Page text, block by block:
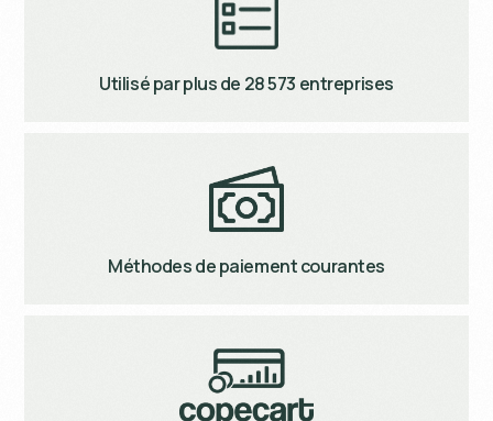
Utilisé par plus de 28 573 entreprises
Méthodes de paiement courantes